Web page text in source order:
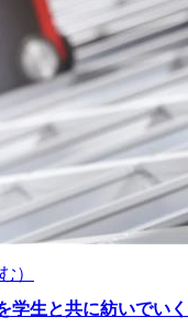
）
生と共に紡いでいく